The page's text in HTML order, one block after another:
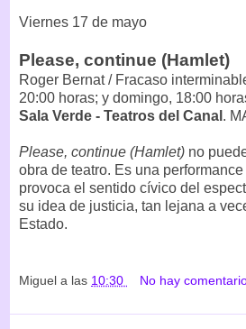
Viernes 17 de mayo
Please, continue (Hamlet)
Roger Bernat / Fracaso interminable
20:00 horas; y domingo, 18:00
Sala Verde - Teatros del Canal .
Please, continue (Hamlet) no
obra de teatro. Es una
provoca el sentido cívico del
su idea de justicia, tan lejana a
Estado.
Miguel a las 10:30 No hay